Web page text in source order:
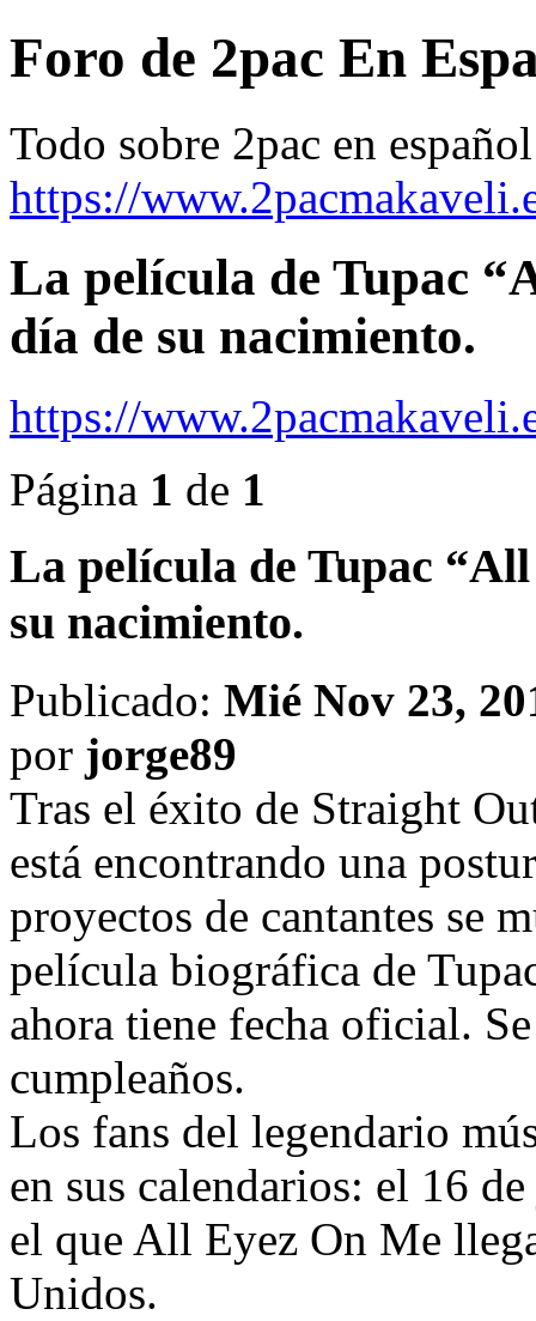
Foro de 2pac En
Todo sobre 2pac en español
https://
La película de Tupac
día de su nacimiento.
https://
Página 1 de 1
La película de Tupac
su nacimiento.
Publicado: Mié Nov 23,
por jorge89
Tras el éxito de Straight
está encontrando una
proyectos de cantantes se
película biográfica de
ahora tiene fecha oficial.
cumpleaños.
Los fans del legendario
en sus calendarios: el 16
el que All Eyez On Me
Unidos.